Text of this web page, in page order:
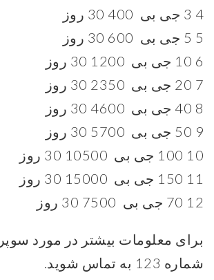
4 3 جی بی 400 30 روز
5 5 جی بی 600 30 روز
6 10 جی بی 1200 30 روز
7 20 جی بی 2350 30 روز
8 40 جی بی 4600 30 روز
9 50 جی بی 5700 30 روز
10 100 جی بی 10500 30 روز
11 150 جی بی 15000 30 روز
12 70 جی بی 7500 30 روز
برای معلومات بیشتر در مورد
شماره 123 به تماس شوید.